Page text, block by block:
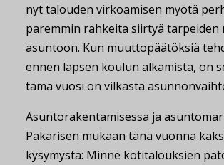
nyt talouden virkoamisen myötä
paremmin rahkeita siirtyä tarpeiden
asuntoon. Kun muuttopäätöksiä
ennen lapsen koulun alkamista, on
tämä vuosi on vilkasta
Asuntorakentamisessa ja
Pakarisen mukaan tänä vuonna
kysymystä: Minne kotitalouksien